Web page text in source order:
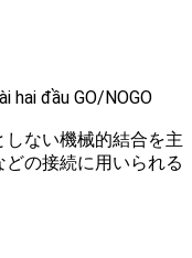
ない機械的結合を主
の接続に用いられる